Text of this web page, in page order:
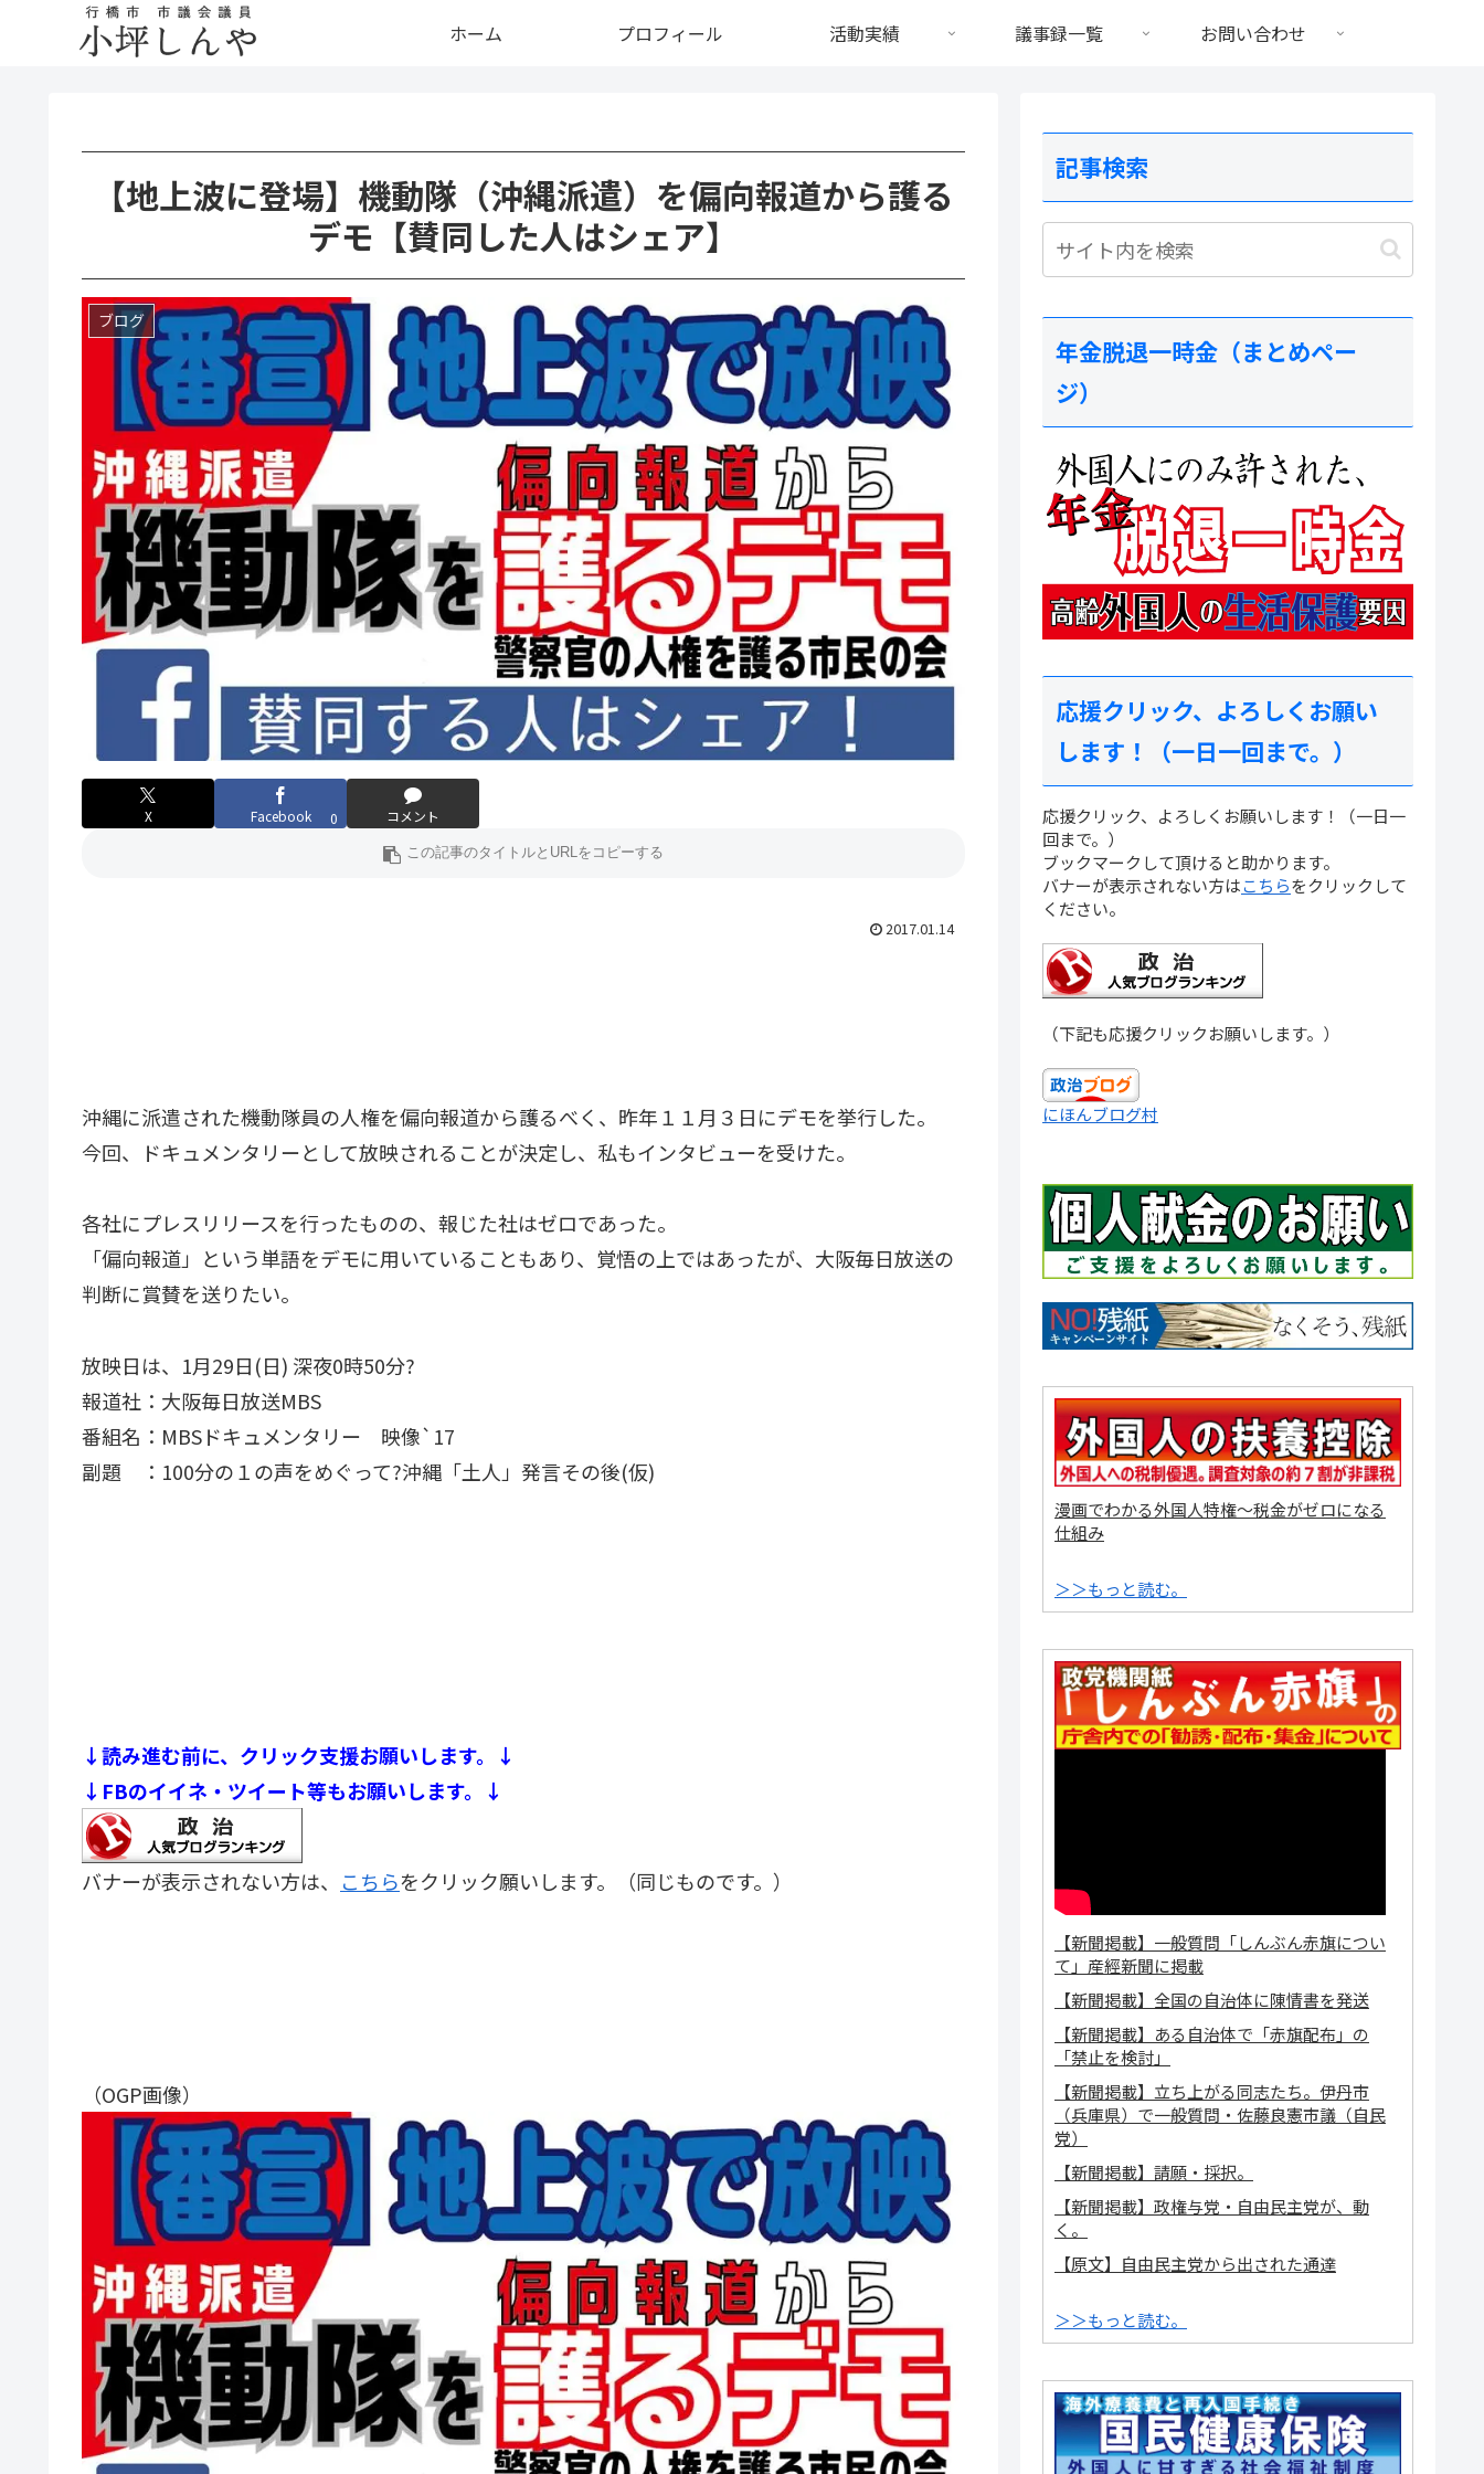
ホーム プロフィール 活動実績 議事録一覧 お問い合わせ
【地上波に登場】機動隊（沖縄派遣）を偏向報道から護る
デモ【賛同した人はシェア】
ブログ
X Facebook 0 コメント
2017.01.14
沖縄に派遣された機動隊員の人権を偏向報道から護るべく、昨年１１月３日にデモを挙行した。
今回、ドキュメンタリーとして放映されることが決定し、私もインタビューを受けた。
各社にプレスリリースを行ったものの、報じた社はゼロであった。
「偏向報道」という単語をデモに用いていることもあり、覚悟の上ではあったが、大阪毎日放送の
判断に賞賛を送りたい。
放映日は、1月29日(日) 深夜0時50分?
報道社：大阪毎日放送MBS
番組名：MBSドキュメンタリー 映像`17
副題 ：100分の１の声をめぐって?沖縄「土人」発言その後(仮)
↓読み進む前に、クリック支援お願いします。↓
↓FBのイイネ・ツイート等もお願いします。↓
バナーが表示されない方は、 こちらをクリック願いします。（同じものです。）
（OGP画像）
記事検索
年金脱退一時金（まとめペー
ジ）
応援クリック、よろしくお願い
します！（一日一回まで。）
応援クリック、よろしくお願いします！（一日一
回まで。）
ブックマークして頂けると助かります。
バナーが表示されない方はこちらをクリックして
ください。
（下記も応援クリックお願いします。）
にほんブログ村
漫画でわかる外国人特権～税金がゼロになる
仕組み
＞＞もっと読む。
【新聞掲載】一般質問「しんぶん赤旗につい
て」産經新聞に掲載
【新聞掲載】全国の自治体に陳情書を発送
【新聞掲載】ある自治体で「赤旗配布」の
「禁止を検討」
【新聞掲載】立ち上がる同志たち。伊丹市
（兵庫県）で一般質問・佐藤良憲市議（自民
党）
【新聞掲載】請願・採択。
【新聞掲載】政権与党・自由民主党が、動
く。
【原文】自由民主党から出された通達
＞＞もっと読む。